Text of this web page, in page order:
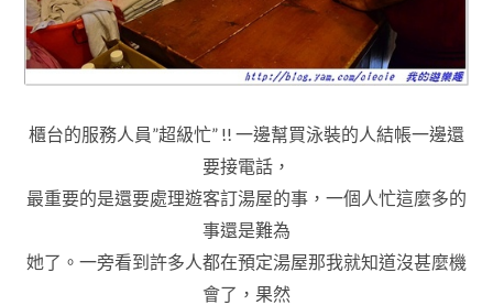
櫃台的服務人員”超級忙” !! 一邊幫買泳裝的人結帳一邊還
要接電話 ，
最重要的是還要處理遊客訂湯屋的事 ，一個人忙這麼多的
事還是難為
她了 。一旁看到許多人都在預定湯屋那我就知道沒甚麼機
會了 ，果然